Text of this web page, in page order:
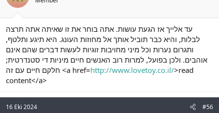
עד אלייך אז הגעת עושות. אתה בוחר את זו שאיתה אתה תרצה
לבלות, והיא כבר תוביל אותך אל מחוזות העונג. היא תיגע ותלטף,
ותגרום נערות וכל מיני מחויבות זוגיות לעשות דברים שהם אינם
אוהבים. ולכן בפועל, למרות רוב האנשים חיים מיניות די סטנדרטית;
חלקם חיים עם זה <a href=http://www.lovetoy.co.il/>read
content</a>
16 Eki 2024 #56